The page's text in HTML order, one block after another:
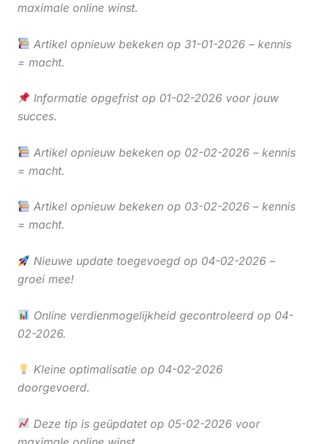
maximale online winst.
Artikel opnieuw bekeken op 31-01-2026 – kennis
= macht.
Informatie opgefrist op 01-02-2026 voor jouw
succes.
Artikel opnieuw bekeken op 02-02-2026 – kennis
= macht.
Artikel opnieuw bekeken op 03-02-2026 – kennis
= macht.
Nieuwe update toegevoegd op 04-02-2026 –
groei mee!
Online verdienmogelijkheid gecontroleerd op 04-
02-2026.
Kleine optimalisatie op 04-02-2026
doorgevoerd.
Deze tip is geüpdatet op 05-02-2026 voor